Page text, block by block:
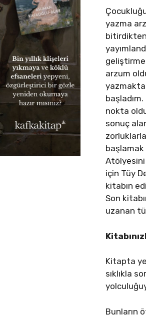
yazma
arzum
nokta
sonuç
başlamak
Atölyesini
için Tüy
kitabın
Son
uzanan
Kitapta
sıklıkla
Bunların